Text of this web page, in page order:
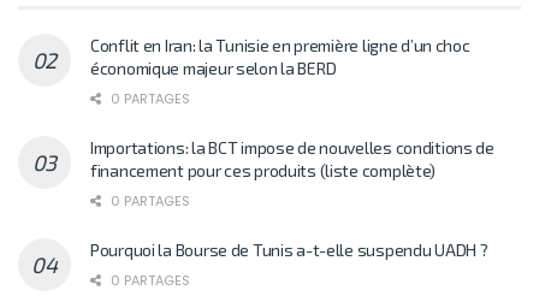
Conflit en Iran: la Tunisie en première ligne d’un choc
économique majeur selon la BERD
0 PARTAGES
Importations: la BCT impose de nouvelles conditions de
financement pour ces produits (liste complète)
0 PARTAGES
Pourquoi la Bourse de Tunis a-t-elle suspendu UADH ?
0 PARTAGES